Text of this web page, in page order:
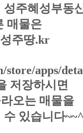
주혜성부동
매물은
주땅.kr
apps/
저장하시면
오는 매물을
수 있습니다